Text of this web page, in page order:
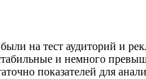
на тест аудиторий и
и немного
показателей для